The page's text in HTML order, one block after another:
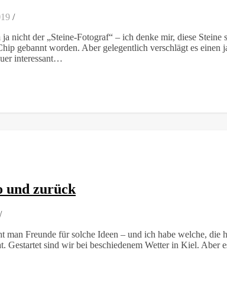
/
nicht der „Steine-Fotograf“ – ich denke mir, diese
gebannt worden. Aber gelegentlich verschlägt es einen
interessant…
und zurück
/
man Freunde für solche Ideen – und ich habe welche, die
Gestartet sind wir bei beschiedenem Wetter in Kiel. Aber